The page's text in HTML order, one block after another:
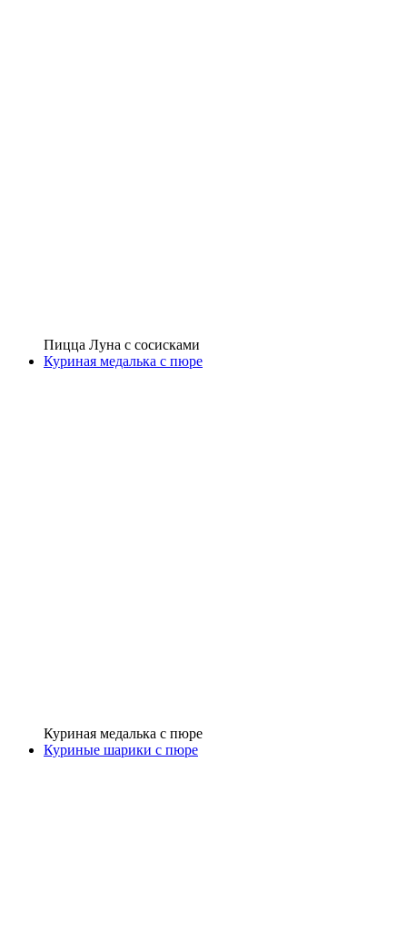
Пицца Луна с сосисками
Куриная медалька с пюре
Куриная медалька с пюре
Куриные шарики с пюре